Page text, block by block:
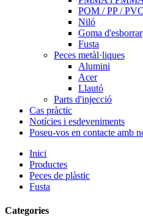
POM / PP /
Niló
Goma d'esborrar
Fusta
Peces metàl·liques
Alumini
Acer
Llautó
Parts d'injecció
Cas pràctic
Notícies i esdeveniments
Poseu-vos en contacte amb
Inici
Productes
Peces de plàstic
Fusta
Categories